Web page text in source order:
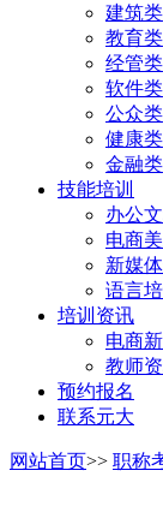
建筑类
教育类
经管类
软件类
公众类
健康类
金融类
技能培训
办公
电商
新媒
语言培
培训资讯
电商
教师
预约报名
联系元大
网站首页>> 职称